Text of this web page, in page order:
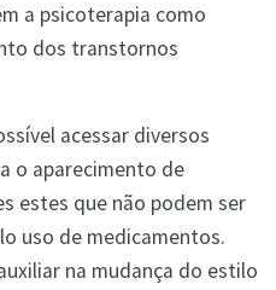
a psicoterapia como
dos transtornos
acessar diversos
o aparecimento de
estes que não podem ser
uso de medicamentos.
na mudança do estilo